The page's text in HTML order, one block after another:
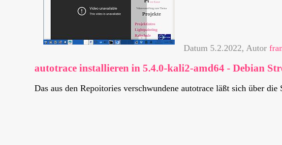
Datum 5.2.2022, Autor
autotrace installieren in 5.4.0-kali2-amd64 - Debian
Das aus den Repoitories verschwundene autotrace läßt sich über